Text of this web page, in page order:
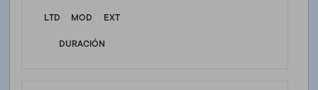
LTD MOD
EXT
DURACIÓN